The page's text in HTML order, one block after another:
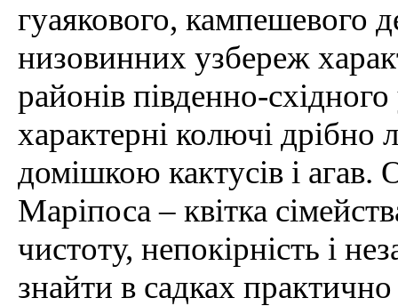
гуаякового, кампешевого
низовинних узбереж
районів південно-
характерні колючі дрібно
домішкою кактусів і
Маріпоса – квітка
чистоту, непокірність і
знайти в садках практично